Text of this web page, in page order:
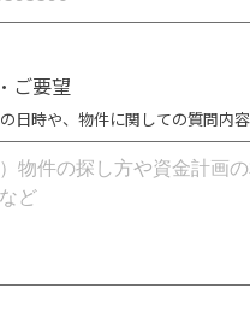
ご要望
日時や、物件に関しての質問内